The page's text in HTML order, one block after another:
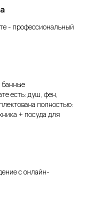
- профессиональный
банные
есть: душ, фен,
полностью:
+ посуда для
с онлайн-